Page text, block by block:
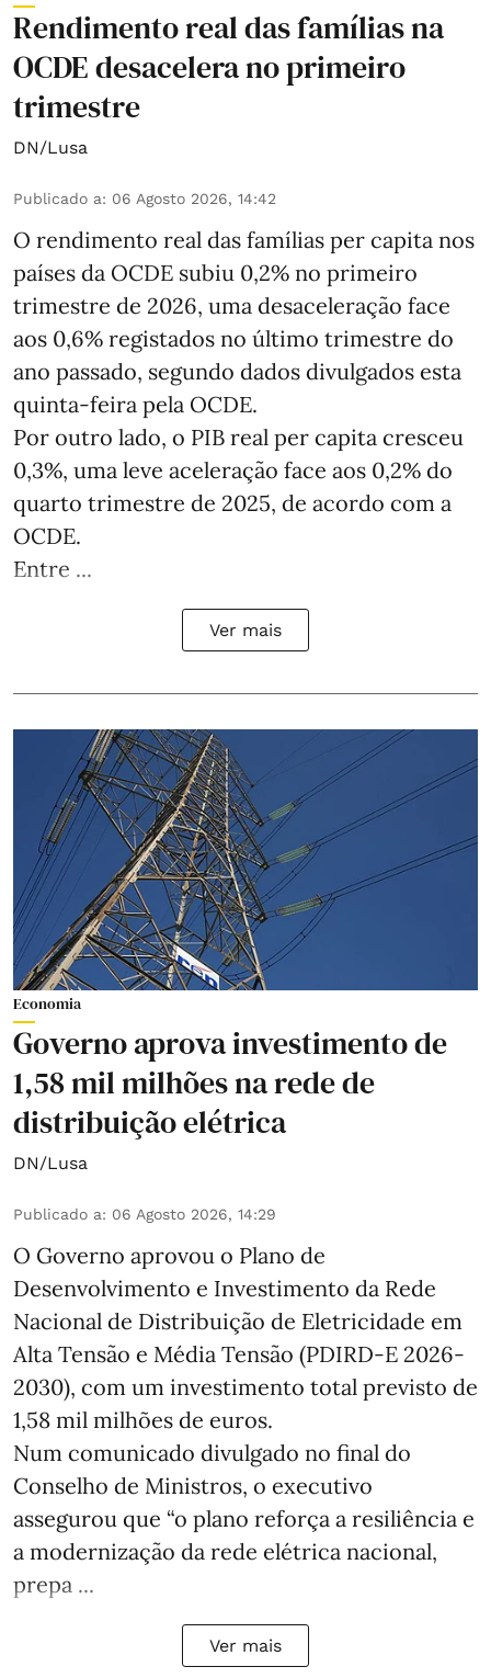
Rendimento real das famílias na
OCDE desacelera no primeiro
trimestre
DN/Lusa
Publicado a: 06 Agosto 2026, 14:42
O rendimento real das famílias per capita nos
países da OCDE subiu 0,2% no primeiro
trimestre de 2026, uma desaceleração face
aos 0,6% registados no último trimestre do
ano passado, segundo dados divulgados esta
quinta-feira pela OCDE.
Por outro lado, o PIB real per capita cresceu
0,3%, uma leve aceleração face aos 0,2% do
quarto trimestre de 2025, de acordo com a
OCDE.
Entre ...
Ver mais
Economia
Governo aprova investimento de
1,58 mil milhões na rede de
distribuição elétrica
DN/Lusa
Publicado a: 06 Agosto 2026, 14:29
O Governo aprovou o Plano de
Desenvolvimento e Investimento da Rede
Nacional de Distribuição de Eletricidade em
Alta Tensão e Média Tensão (PDIRD-E 2026-
2030), com um investimento total previsto de
1,58 mil milhões de euros.
Num comunicado divulgado no final do
Conselho de Ministros, o executivo
assegurou que “o plano reforça a resiliência e
a modernização da rede elétrica nacional,
prepa ...
Ver mais